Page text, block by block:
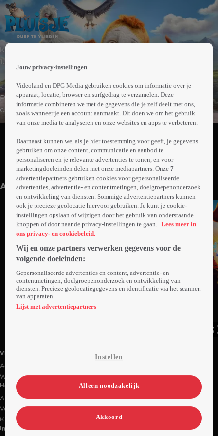
Kids | Animatie | Avontuur
1uur19min
Pluisje is een jong en vrolijk vogeltje. Alles verandert als
de gemene roofvogel Shadow Pluisje aanvalt tijdens zijn
eerste vliegles. Zijn vader komt om het leven en Pluisje
vliegt om te overwinteren, moet Pluisje in zijn eentje zien
te overleven.
Abonneren op Videoland
Meer
info
Anderen kijken ook
Ga
naar
Videoland
Actiecode
Werken bij RTL
Handige links
Alle films & series
Veelgestelde vragen
Klantenservice
Informatie
Jouw privacy-instellingen
Videoland en DPG Media gebruiken cookies om informatie over je
apparaat, locatie, browser en surfgedrag te verzamelen. Deze
informatie combineren we met de gegevens die je zelf deelt met ons,
zoals wanneer je een account aanmaakt. Dit doen we om het gebruik
van onze media te analyseren en onze websites en apps te verbeteren.
Daarnaast kunnen we, als je hier toestemming voor geeft, je gegevens
gebruiken om onze content, communicatie en aanbod te
personaliseren en je relevante advertenties te tonen, en voor
marketingdoeleinden delen met onze mediapartners. Onze7
advertentiepartners gebruiken cookies voor gepersonaliseerde
advertenties, advertentie- en contentmetingen, doelgroepenonderzoek
en ontwikkeling van diensten. Sommige advertentiepartners kunnen
ook je precieze geolocatie hiervoor gebruiken. Je kunt je cookie-
instellingen opslaan of wijzigen door het gebruik van onderstaande
knoppen of door naar de privacy-instellingen te gaan.
Lees meer in
ons privacy- en cookiebeleid.
Wij en onze partners verwerken gegevens voor de
volgende doeleinden:
Gepersonaliseerde advertenties en content, advertentie- en
contentmetingen, doelgroepenonderzoek en ontwikkeling van
diensten. Precieze geolocatiegegevens en identificatie via het scannen
van apparaten.
Lijst met advertentiepartners
Instellen
Alleen noodzakelijk
Akkoord